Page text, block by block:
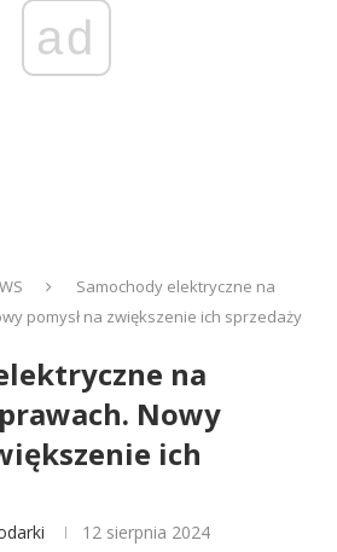
ad
Samochody elektryczne na
pomysł na zwiększenie ich sprzedaży
na
Nowy
ich
12 sierpnia 2024